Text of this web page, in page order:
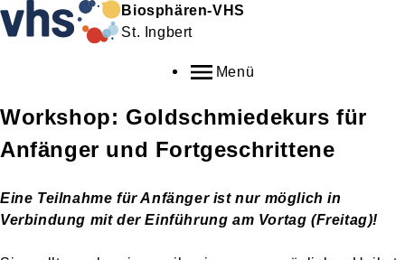
Biosphären-VHS
St. Ingbert
Menü
Workshop: Goldschmiedekurs für
Anfänger und Fortgeschrittene
Eine Teilnahme für Anfänger ist nur möglich in
Verbindung mit der Einführung am Vortag (Freitag)!